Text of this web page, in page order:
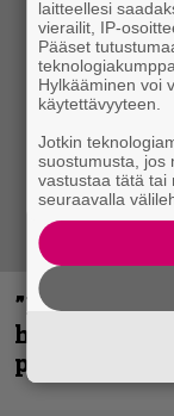
”Mitalini
huippu-
laitteellesi
vierailit, IP-
Pääset
Hylkääminen voi
käytettävyyteen.
Jotkin
suostumusta, jos
vastustaa tätä tai
seuraavalla